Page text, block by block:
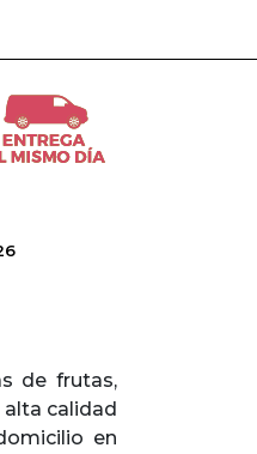
de frutas,
calidad
en